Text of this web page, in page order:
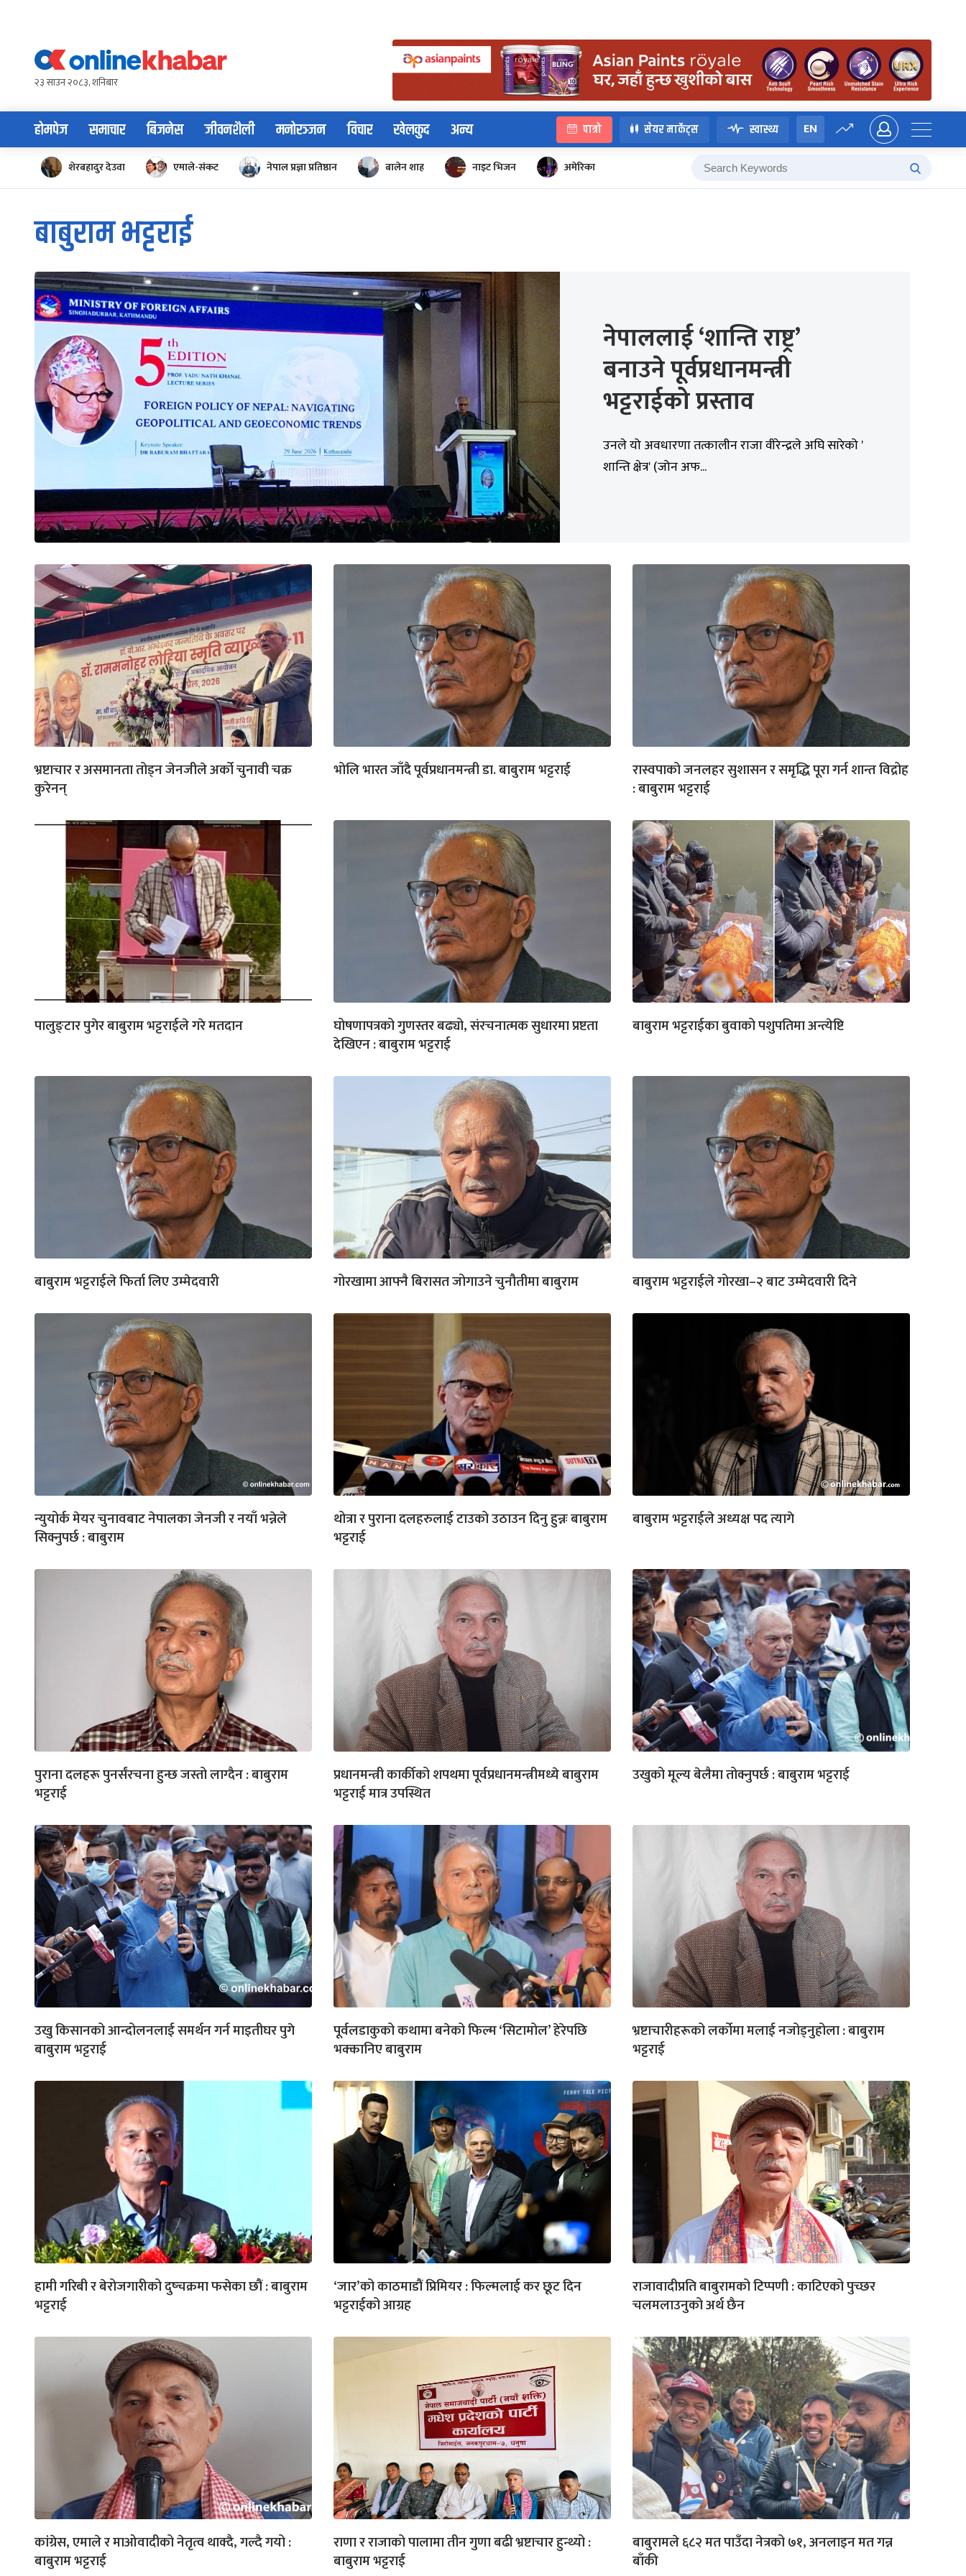
content२३ साउन २०८३, शनिबार
होमपेज समाचार बिजनेस जीवनशैली मनोरञ्जन विचार खेलकुद अन्य पात्रो सेयर मार्केट्स स्वास्थ्य EN
शेरबहादुर देउवा एमाले-संकट नेपाल प्रज्ञा प्रतिष्ठान बालेन शाह नाइट भिजन अमेरिका
बाबुराम भट्टराई
नेपाललाई ‘शान्ति राष्ट्र’
बनाउने पूर्वप्रधानमन्त्री
भट्टराईको प्रस्ताव
उनले यो अवधारणा तत्कालीन राजा वीरेन्द्रले अघि सारेको '
शान्ति क्षेत्र' (जोन अफ...
भ्रष्टाचार र असमानता तोड्न जेनजीले अर्को चुनावी चक्र
कुरेनन्
भोलि भारत जाँदै पूर्वप्रधानमन्त्री डा. बाबुराम भट्टराई
रास्वपाको जनलहर सुशासन र समृद्धि पूरा गर्न शान्त विद्रोह
: बाबुराम भट्टराई
पालुङ्टार पुगेर बाबुराम भट्टराईले गरे मतदान
घोषणापत्रको गुणस्तर बढ्यो, संरचनात्मक सुधारमा प्रष्टता
देखिएन : बाबुराम भट्टराई
बाबुराम भट्टराईका बुवाको पशुपतिमा अन्त्येष्टि
बाबुराम भट्टराईले फिर्ता लिए उम्मेदवारी गोरखामा आफ्नै बिरासत जोगाउने चुनौतीमा बाबुराम बाबुराम भट्टराईले गोरखा–२ बाट उम्मेदवारी दिने
न्युयोर्क मेयर चुनावबाट नेपालका जेनजी र नयाँ भन्नेले
सिक्नुपर्छ : बाबुराम
थोत्रा र पुराना दलहरुलाई टाउको उठाउन दिनु हुन्नः बाबुराम
भट्टराई
बाबुराम भट्टराईले अध्यक्ष पद त्यागे
पुराना दलहरू पुनर्संरचना हुन्छ जस्तो लाग्दैन : बाबुराम
भट्टराई
प्रधानमन्त्री कार्कीको शपथमा पूर्वप्रधानमन्त्रीमध्ये बाबुराम
भट्टराई मात्र उपस्थित
उखुको मूल्य बेलैमा तोक्नुपर्छ : बाबुराम भट्टराई
उखु किसानको आन्दोलनलाई समर्थन गर्न माइतीघर पुगे
बाबुराम भट्टराई
पूर्वलडाकुको कथामा बनेको फिल्म ‘सिटामोल’ हेरेपछि
भक्कानिए बाबुराम
भ्रष्टाचारीहरूको लर्कोमा मलाई नजोड्नुहोला : बाबुराम
भट्टराई
हामी गरिबी र बेरोजगारीको दुष्चक्रमा फसेका छौं : बाबुराम
भट्टराई
‘जार’को काठमाडौं प्रिमियर : फिल्मलाई कर छूट दिन
भट्टराईको आग्रह
राजावादीप्रति बाबुरामको टिप्पणी : काटिएको पुच्छर
चलमलाउनुको अर्थ छैन
कांग्रेस, एमाले र माओवादीको नेतृत्व थाक्दै, गल्दै गयो :
बाबुराम भट्टराई
राणा र राजाको पालामा तीन गुणा बढी भ्रष्टाचार हुन्थ्यो :
बाबुराम भट्टराई
बाबुरामले ६८२ मत पाउँदा नेत्रको ७१, अनलाइन मत गन्न
बाँकी